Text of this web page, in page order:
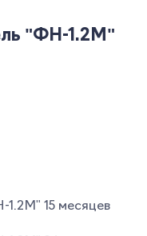
"ФН-1.2М"
1.2М" 15 месяцев